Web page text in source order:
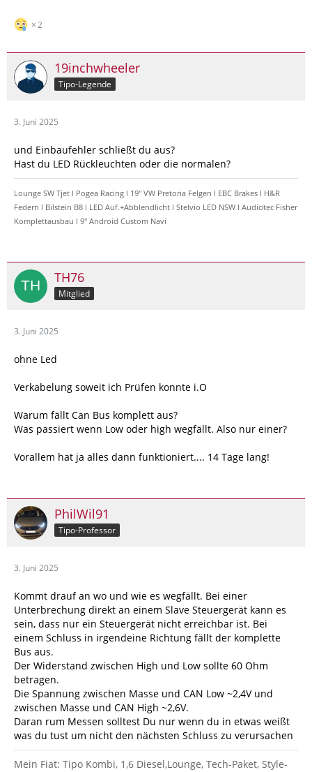
2
19inchwheeler
Tipo-Legende
3. Juni 2025
und Einbaufehler schließt du aus?
Hast du LED Rückleuchten oder die normalen?
Lounge SW Tjet l Pogea Racing l 19" VW Pretoria Felgen l EBC Brakes l H&R
Federn l Bilstein B8 l LED Auf.+Abblendlicht l Stelvio LED NSW l Audiotec Fisher
Komplettausbau l 9" Android Custom Navi
TH76
Mitglied
3. Juni 2025
ohne Led
Verkabelung soweit ich Prüfen konnte i.O
Warum fällt Can Bus komplett aus?
Was passiert wenn Low oder high wegfällt. Also nur einer?
Vorallem hat ja alles dann funktioniert.... 14 Tage lang!
PhilWil91
Tipo-Professor
3. Juni 2025
Kommt drauf an wo und wie es wegfällt. Bei einer
Unterbrechung direkt an einem Slave Steuergerät kann es
sein, dass nur ein Steuergerät nicht erreichbar ist. Bei
einem Schluss in irgendeine Richtung fällt der komplette
Bus aus.
Der Widerstand zwischen High und Low sollte 60 Ohm
betragen.
Die Spannung zwischen Masse und CAN Low ~2,4V und
zwischen Masse und CAN High ~2,6V.
Daran rum Messen solltest Du nur wenn du in etwas weißt
was du tust um nicht den nächsten Schluss zu verursachen
Mein Fiat: Tipo Kombi, 1,6 Diesel,Lounge, Tech-Paket, Style-